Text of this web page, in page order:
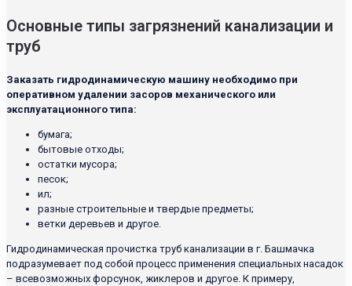
Основные типы загрязнений канализации и
труб
Заказать гидродинамическую машину необходимо при
оперативном удалении засоров механического или
эксплуатационного типа:
бумага;
бытовые отходы;
остатки мусора;
песок;
ил;
разные строительные и твердые предметы;
ветки деревьев и другое.
Гидродинамическая прочистка труб канализации в г. Башмачка
подразумевает под собой процесс применения специальных насадок
– всевозможных форсунок, жиклеров и другое. К примеру,